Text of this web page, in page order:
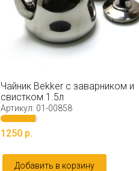
Чайник Bekker с заварником и
свистком 1.5л
Артикул: 01-00858
1250 р.
Добавить в корзину